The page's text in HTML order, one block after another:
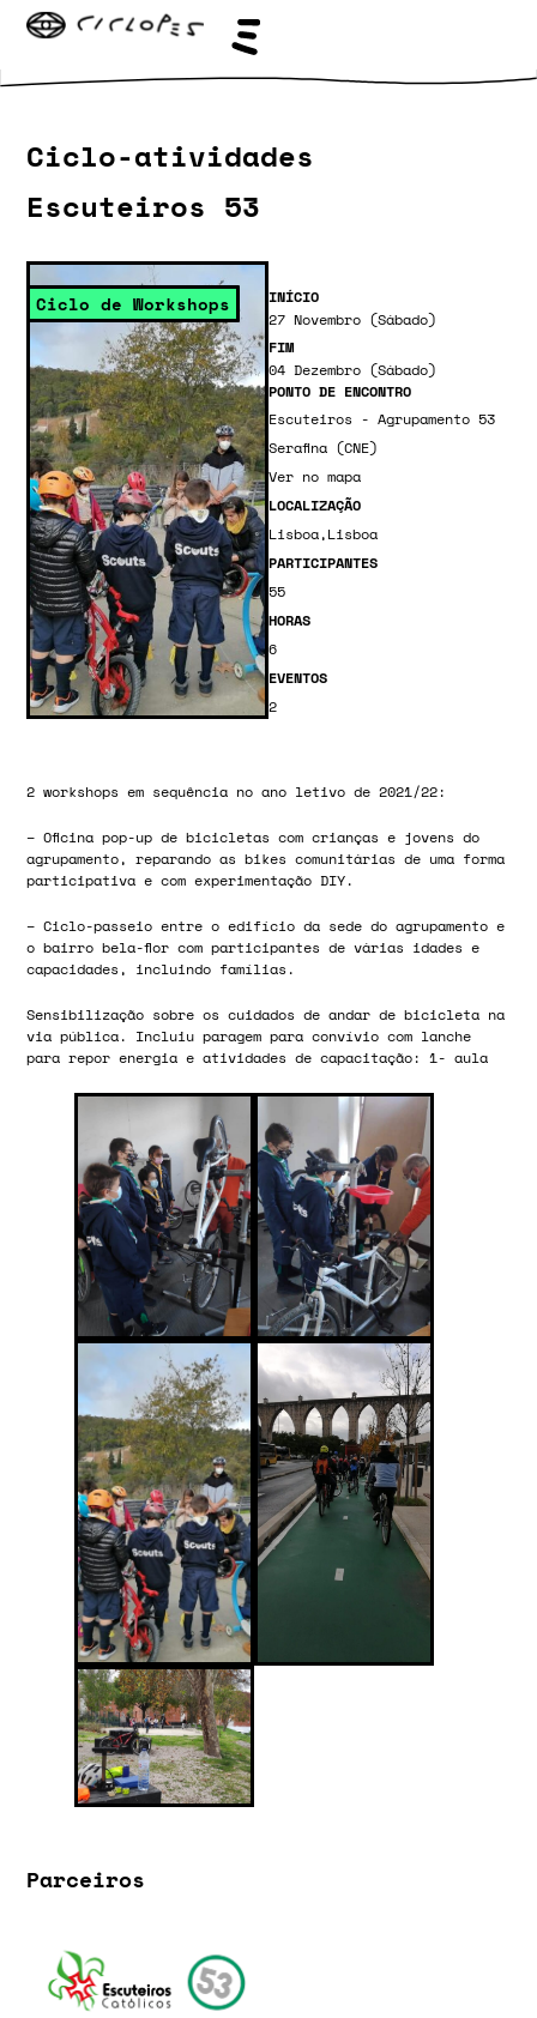
Ciclo-atividades
Escuteiros 53
Ciclo de Workshops
INÍCIO
27 Novembro (Sábado)
FIM
04 Dezembro (Sábado)
PONTO DE ENCONTRO
Escuteiros - Agrupamento 53
Serafina (CNE)
Ver no mapa
LOCALIZAÇÃO
Lisboa,Lisboa
PARTICIPANTES
55
HORAS
6
EVENTOS
2
2 workshops em sequência no ano letivo de 2021/22:
– Oficina pop-up de bicicletas com crianças e jovens do
agrupamento, reparando as bikes comunitárias de uma forma
participativa e com experimentação DIY.
– Ciclo-passeio entre o edifício da sede do agrupamento e
o bairro bela-flor com participantes de várias idades e
capacidades, incluindo famílias.
Sensibilização sobre os cuidados de andar de bicicleta na
via pública. Incluiu paragem para convívio com lanche
para repor energia e atividades de capacitação: 1- aula
Parceiros